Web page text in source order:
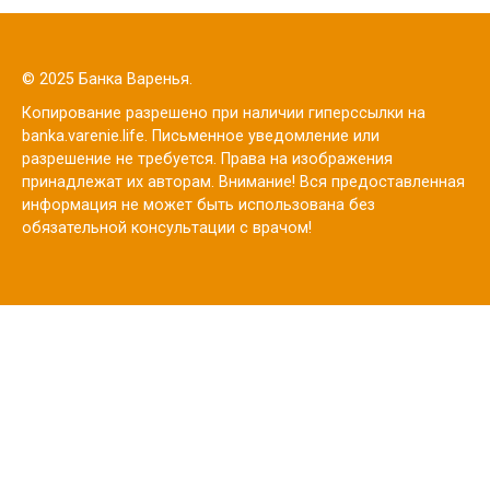
© 2025 Банка Варенья.
Копирование разрешено при наличии гиперссылки на
banka.varenie.life. Письменное уведомление или
разрешение не требуется. Права на изображения
принадлежат их авторам. Внимание! Вся предоставленная
информация не может быть использована без
обязательной консультации с врачом!